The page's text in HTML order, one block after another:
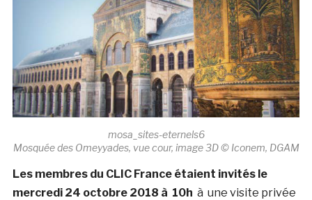
mosa_sites-eternels6
Mosquée des Omeyyades, vue cour, image 3D © Iconem, DGAM
Les membres du CLIC France étaient invités le
mercredi 24 octobre 2018 à 10h à une visite privée